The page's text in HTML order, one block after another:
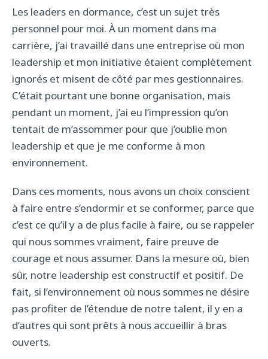
Les leaders en dormance, c’est un sujet très
personnel pour moi. À un moment dans ma
carrière, j’ai travaillé dans une entreprise où mon
leadership et mon initiative étaient complètement
ignorés et misent de côté par mes gestionnaires.
C’était pourtant une bonne organisation, mais
pendant un moment, j’ai eu l’impression qu’on
tentait de m’assommer pour que j’oublie mon
leadership et que je me conforme à mon
environnement.
Dans ces moments, nous avons un choix conscient
à faire entre s’endormir et se conformer, parce que
c’est ce qu’il y a de plus facile à faire, ou se rappeler
qui nous sommes vraiment, faire preuve de
courage et nous assumer. Dans la mesure où, bien
sûr, notre leadership est constructif et positif. De
fait, si l’environnement où nous sommes ne désire
pas profiter de l’étendue de notre talent, il y en a
d’autres qui sont prêts à nous accueillir à bras
ouverts.